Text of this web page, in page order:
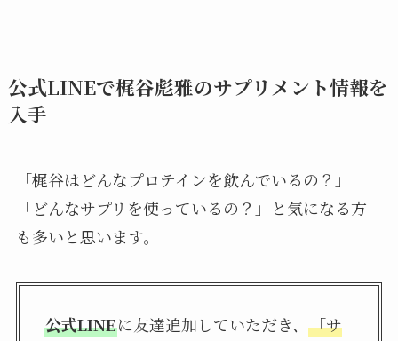
公式LINEで梶谷彪雅のサプリメント情報を
入手
「梶谷はどんなプロテインを飲んでいるの？」
「どんなサプリを使っているの？」と気になる方
も多いと思います。
公式LINEに友達追加していただき、 「サ